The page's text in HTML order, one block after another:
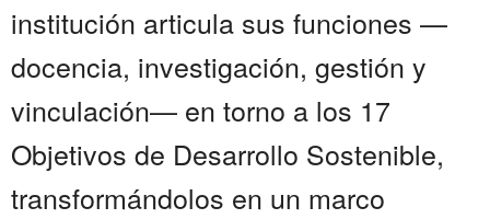
institución articula sus funciones —
docencia, investigación, gestión y
vinculación— en torno a los 17
Objetivos de Desarrollo Sostenible,
transformándolos en un marco